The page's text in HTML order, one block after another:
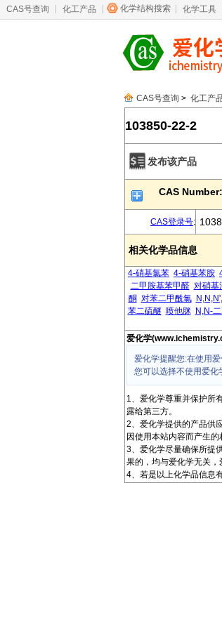
CAS号查询 化工产品 化学结构搜索 化学工具
CAS号查询 > 化工产
103850-22-2
发布该产品
CAS
CAS登录号:
相关化学品信息
4-硝基氯苯 4-硝基苯胺
二甲胺基苯甲醛 对硝基
酮 对苯二甲酰氯
苯二硫醚 喷他脒 N,N-
爱化学
爱化学提醒您:在使用
您可以选择不使用爱化
1、爱化学尊重并保护所
露给第三方。
2、爱化学提供的产品供
因使用本站内容而产生的
3、爱化学尽量确保所提
果的，均与爱化学无关，
4、若是以上化学品信息